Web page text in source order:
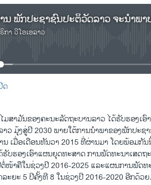
ກາ ວີໂອເອລາວ
ດ
ມສາມັນຂອງຄະນະລັດຖະບານລາວ ໄດ້ຮັບຮອງເອົ
ວ ມຸ້ງສູ່ປີ 2030 ພາຍໃຕ້ການນຳພາຂອງພັກປະຊ
ນ ເມື່ອເດືອນທັນວາ 2015 ທີ່ຜ່ານມາ ໂດຍພ້ອມກັ
ຮັບຮອງເອົາແຜນຍຸດທະສາດ ການພັດທະນາເສດ
ໜ້າຄືໃນຊ່ວງປີ 2016-2025 ແລະແຜນການພັດທ
ະຍະ 5 ປີຄັ້ງທີ 8 ໃນຊ່ວງປີ 2016-2020 ອີກດ້ວຍ.